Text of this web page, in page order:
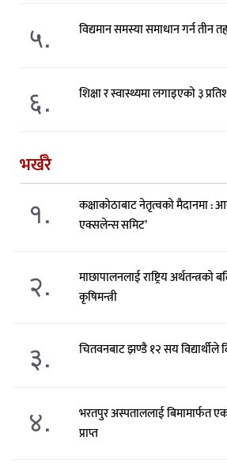
५. विद्यमान समस्या समाधान गर्न तीन
६. शिक्षा र स्वास्थ्यमा लगाइएको ३
भर्खरै
१.
कक्षाकोठाबाट नेतृत्वको मैदानमा :
एक्सलेन्स समिट’
२.
माछापालनलाई राष्ट्रिय
कृषिमन्त्री
३. चितवनबाट झण्डै १२ सय विद्यार्थीले
४.
भरतपुर अस्पताललाई बिमामार्फत
प्राप्त